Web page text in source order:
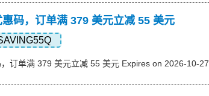
码，订单满 379 美元立减 55 美元
订单满 379 美元立减 55 美元 Expires on 2026-10-27